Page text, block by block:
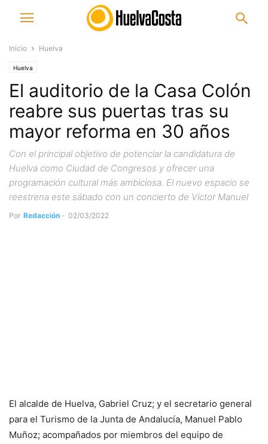
Inicio Huelva
Huelva
El auditorio de la Casa Colón
reabre sus puertas tras su
mayor reforma en 30 años
Con el principal objetivo de potenciar la candidatura de
Huelva como Ciudad de Congresos y ofrecer una
programación cultural más ambiciosa. El nuevo espacio se
reestrena este sábado con un concierto de Víctor Manuel
Por Redacción - 02/03/2022
El alcalde de Huelva, Gabriel Cruz; y el secretario general
para el Turismo de la Junta de Andalucía, Manuel Pablo
Muñoz; acompañados por miembros del equipo de